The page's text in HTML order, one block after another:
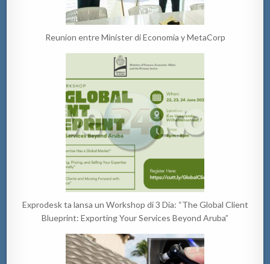
Reunion entre Minister di Economia y MetaCorp
Exprodesk ta lansa un Workshop di 3 Dia: “The Global Client
Blueprint: Exporting Your Services Beyond Aruba”